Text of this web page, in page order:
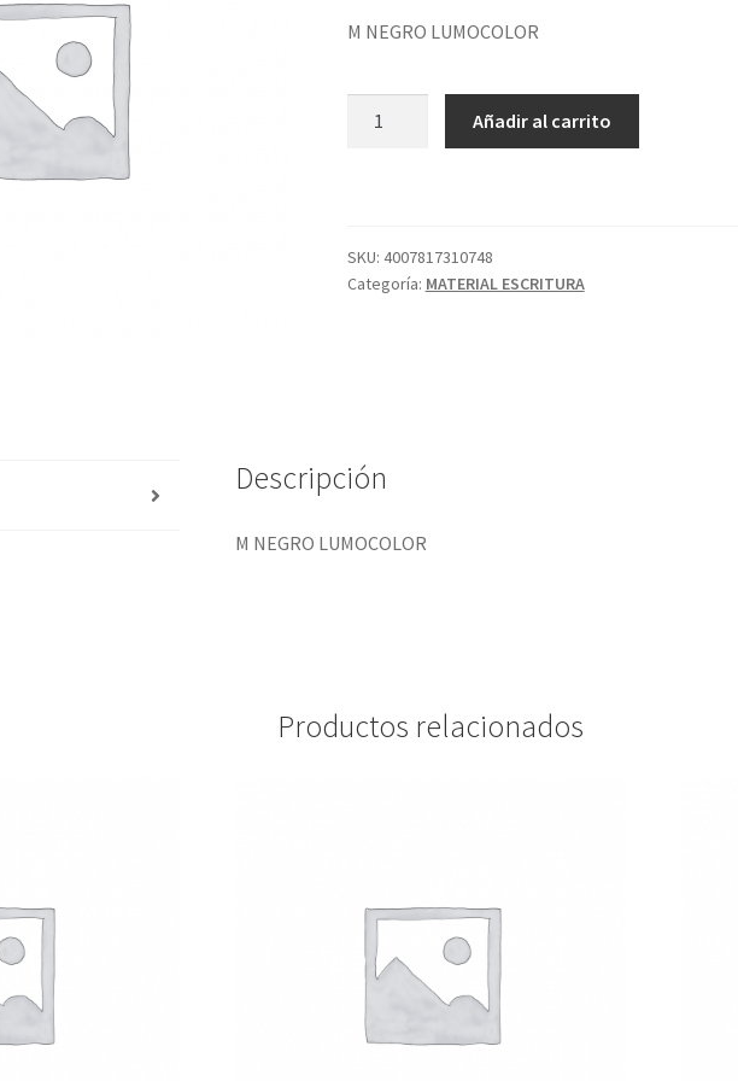
M NEGRO LUMOCOLOR
Añadir al carrito
SKU: 4007817310748
Categoría: MATERIAL ESCRITURA
Descripción
M NEGRO LUMOCOLOR
Productos relacionados